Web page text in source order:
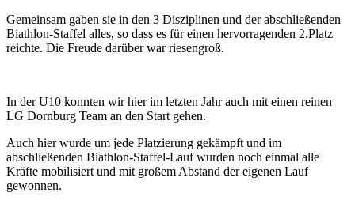
Gemeinsam gaben sie in den 3 Disziplinen und der abschließenden
Biathlon-Staffel alles, so dass es für einen hervorragenden 2.Platz
reichte. Die Freude darüber war riesengroß.
In der U10 konnten wir hier im letzten Jahr auch mit einen reinen
LG Dornburg Team an den Start gehen.
Auch hier wurde um jede Platzierung gekämpft und im
abschließenden Biathlon-Staffel-Lauf wurden noch einmal alle
Kräfte mobilisiert und mit großem Abstand der eigenen Lauf
gewonnen.